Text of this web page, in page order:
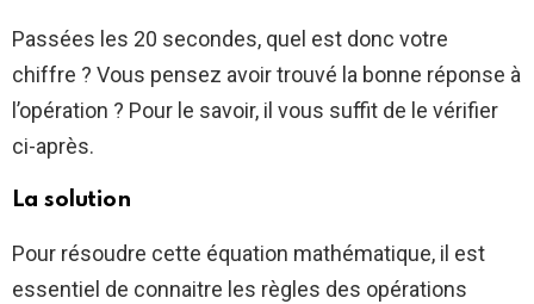
Passées les 20 secondes, quel est donc votre
chiffre ? Vous pensez avoir trouvé la bonne réponse à
l’opération ? Pour le savoir, il vous suffit de le vérifier
ci-après.
La solution
Pour résoudre cette équation mathématique, il est
essentiel de connaitre les règles des opérations